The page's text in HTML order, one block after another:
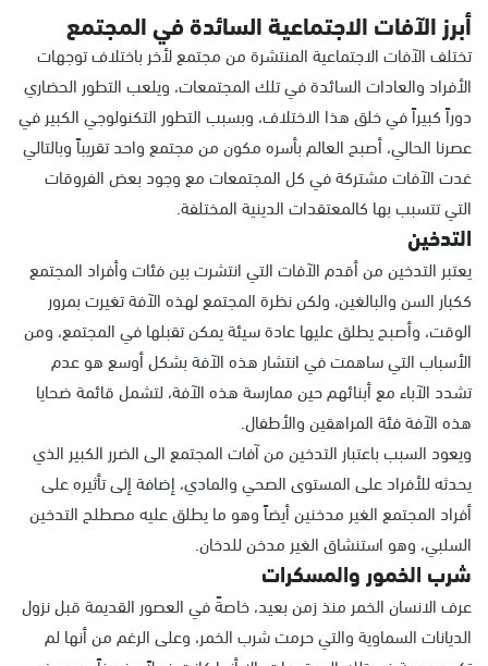
أبرز الآفات الاجتماعية السائدة في المجتمع
تختلف الآفات الاجتماعية المنتشرة من مجتمع لأخر باختلاف توجهات
الأفراد والعادات السائدة في تلك المجتمعات، ويلعب التطور الحضاري
دوراً كبيراً في خلق هذا الاختلاف، وبسبب التطور التكنولوجي الكبير في
عصرنا الحالي، أصبح العالم بأسره مكون من مجتمع واحد تقريباً وبالتالي
غدت الآفات مشتركة في كل المجتمعات مع وجود بعض الفروقات
التي تتسبب بها كالمعتقدات الدينية المختلفة.
التدخين
يعتبر التدخين من أقدم الآفات التي انتشرت بين فئات وأفراد المجتمع
ككبار السن والبالغين، ولكن نظرة المجتمع لهذه الآفة تغيرت بمرور
الوقت، وأصبح يطلق عليها عادة سيئة يمكن تقبلها في المجتمع، ومن
الأسباب التي ساهمت في انتشار هذه الآفة بشكل أوسع هو عدم
تشدد الآباء مع أبنائهم حين ممارسة هذه الآفة، لتشمل قائمة ضحايا
هذه الآفة فئة المراهقين والأطفال.
ويعود السبب باعتبار التدخين من آفات المجتمع الى الضرر الكبير الذي
يحدثه للأفراد على المستوى الصحي والمادي، إضافة إلى تأثيره على
أفراد المجتمع الغير مدخنين أيضاً وهو ما يطلق عليه مصطلح التدخين
السلبي، وهو استنشاق الغير مدخن للدخان.
شرب الخمور والمسكرات
عرف الانسان الخمر منذ زمن بعيد، خاصةً في العصور القديمة قبل نزول
الديانات السماوية والتي حرمت شرب الخمر، وعلى الرغم من أنها لم